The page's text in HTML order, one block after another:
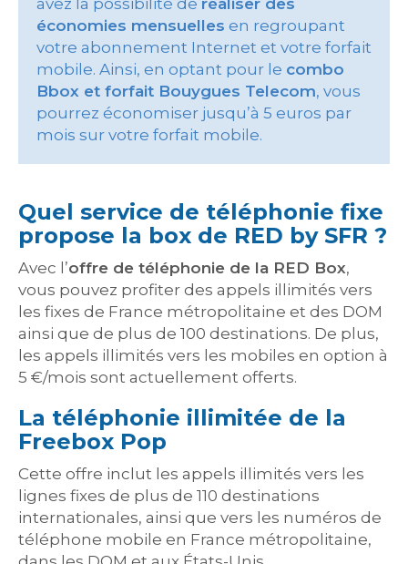
avez la possibilité de réaliser des
économies mensuelles en regroupant
votre abonnement Internet et votre forfait
mobile. Ainsi, en optant pour le combo
Bbox et forfait Bouygues Telecom, vous
pourrez économiser jusqu’à 5 euros par
mois sur votre forfait mobile.
Quel service de téléphonie fixe
propose la box de RED by SFR ?
Avec l’offre de téléphonie de la RED Box,
vous pouvez profiter des appels illimités vers
les fixes de France métropolitaine et des DOM
ainsi que de plus de 100 destinations. De plus,
les appels illimités vers les mobiles en option à
5 €/mois sont actuellement offerts.
La téléphonie illimitée de la
Freebox Pop
Cette offre inclut les appels illimités vers les
lignes fixes de plus de 110 destinations
internationales, ainsi que vers les numéros de
téléphone mobile en France métropolitaine,